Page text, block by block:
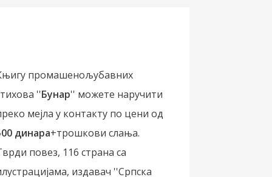
промашенољубавних
''Бунар'' можете наручити
мејла у контакту по цени од
динара+трошкови слања.
повез, 116 страна са
издавач ''Српска